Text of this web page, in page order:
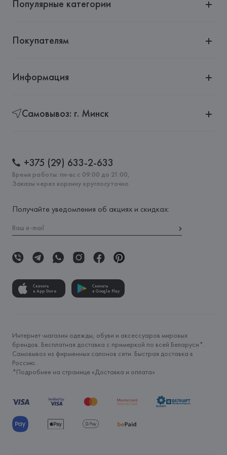
Популярные категории
Покупателям
Информация
Самовывоз: г. Минск
+375 (29) 633-2-633
Время работы: пн-вс с 09:00 до 21:00,
Заказы через корзину круглосуточно
Получайте уведомления об акциях и скидках:
Скачать
в App Store
Скачать
в Google Play
Интернет-магазин одежды, обуви и аксессуаров мировых
брендов. Бесплатная доставка с примеркой по всей Беларуси*.
Самовывоз из фирменных салонов сети. Быстрая доставка в
Россию.
*Подробнее на странице «Доставка и оплата»